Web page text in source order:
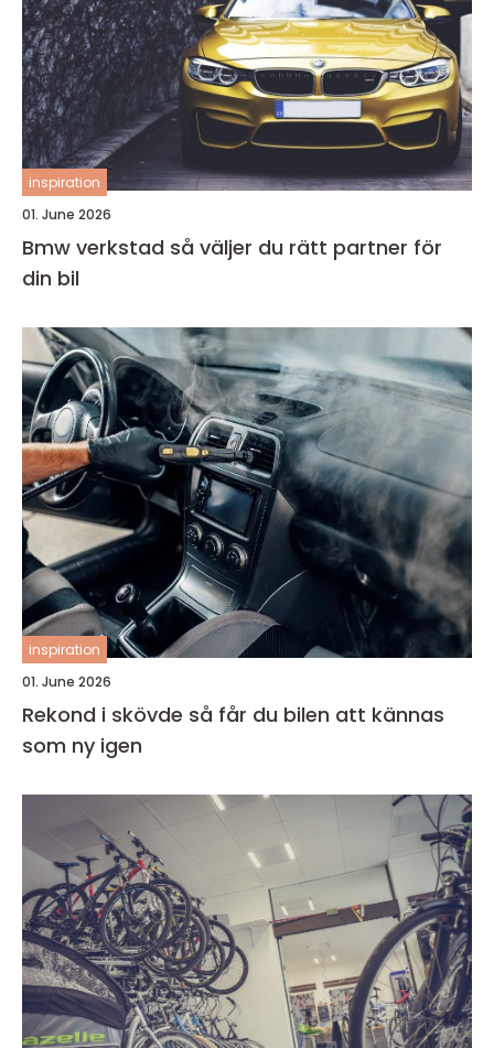
inspiration
01. June 2026
Bmw verkstad så väljer du rätt partner för
din bil
inspiration
01. June 2026
Rekond i skövde så får du bilen att kännas
som ny igen